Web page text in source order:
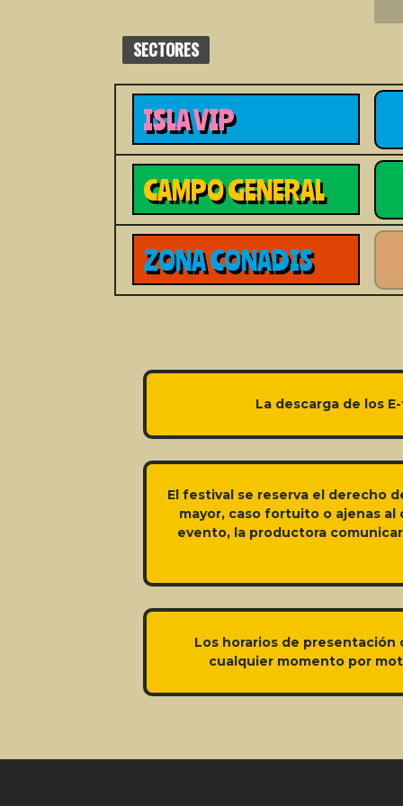
SECTORES
ISLA VIP
CAMPO GENERAL
ZONA CONADIS
La descarga de los
El festival se reserva el derecho
mayor, caso fortuito o ajenas
evento, la productora
Los horarios de
cualquier momento por